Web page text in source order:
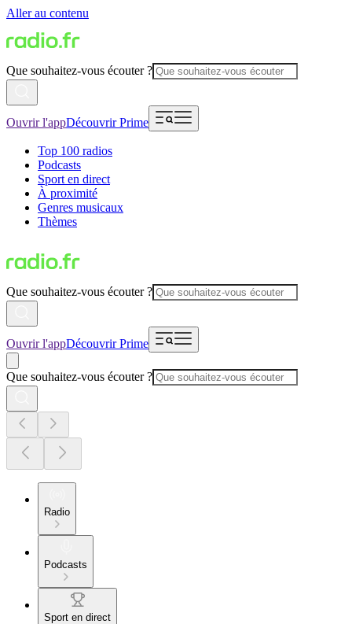
Aller au contenu
Que souhaitez-vous écouter ?
Ouvrir l'appDécouvrir Prime
Top 100 radios
Podcasts
Sport en direct
À proximité
Genres musicaux
Thèmes
Que souhaitez-vous écouter ?
Ouvrir l'appDécouvrir Prime
Que souhaitez-vous écouter ?
Radio
Podcasts
Sport en direct